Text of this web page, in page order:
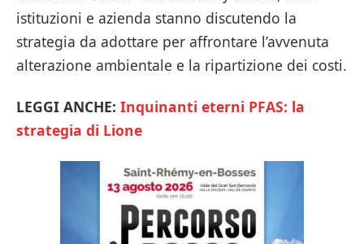
istituzioni e azienda stanno discutendo la
strategia da adottare per affrontare l’avvenuta
alterazione ambientale e la ripartizione dei costi.
LEGGI ANCHE: Inquinanti eterni PFAS: la
strategia di Lione